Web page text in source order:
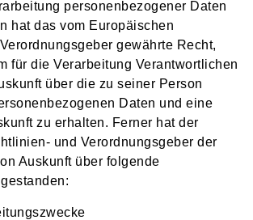
personenbezogener Daten
hat das vom Europäischen
gewährte Recht,
für die Verarbeitung Verantwortlichen
über die zu seiner Person
Daten und eine
zu erhalten. Ferner hat der
und Verordnungsgeber der
Auskunft über folgende